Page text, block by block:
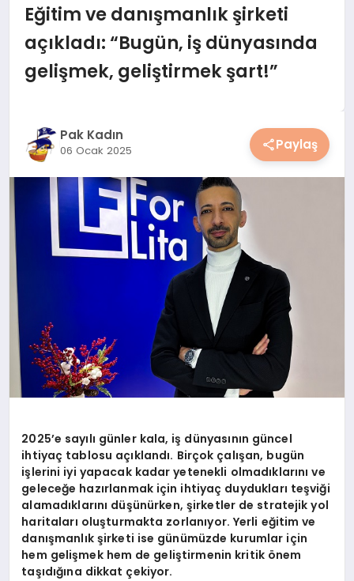
MAGAZIN
SPOR & FITNESS
YEMEK
KIMDIR?
HESAPLAMALAR
Eğitim ve danışmanlık şirketi
açıkladı: “Bugün, iş dünyasında
gelişmek, geliştirmek şart!”
Pak Kadın
06 Ocak 2025 Paylaş
2025’e sayılı günler kala, iş dünyasının güncel
ihtiyaç tablosu açıklandı. Birçok çalışan, bugün
işlerini iyi yapacak kadar yetenekli olmadıklarını ve
geleceğe hazırlanmak için ihtiyaç duydukları teşviği
alamadıklarını düşünürken, şirketler de stratejik yol
haritaları oluşturmakta zorlanıyor. Yerli eğitim ve
danışmanlık şirketi ise günümüzde kurumlar için
hem gelişmek hem de geliştirmenin kritik önem
taşıdığına dikkat çekiyor.